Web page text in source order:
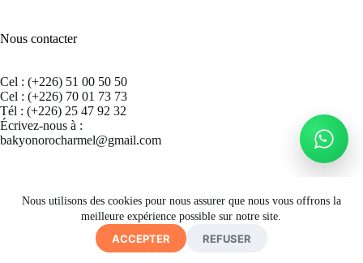
Nous utilisons des cookies pour nous assurer que nous vous offrons la
meilleure expérience possible sur notre site.
ACCEPTER REFUSER
Nous contacter
Cel : (+226) 51 00 50 50
Cel : (+226) 70 01 73 73
Tél : (+226) 25 47 92 32
Écrivez-nous à :
bakyonorocharmel@gmail.com
Copyright © 2026 CECRAB - Site byA. K. SIMPORE